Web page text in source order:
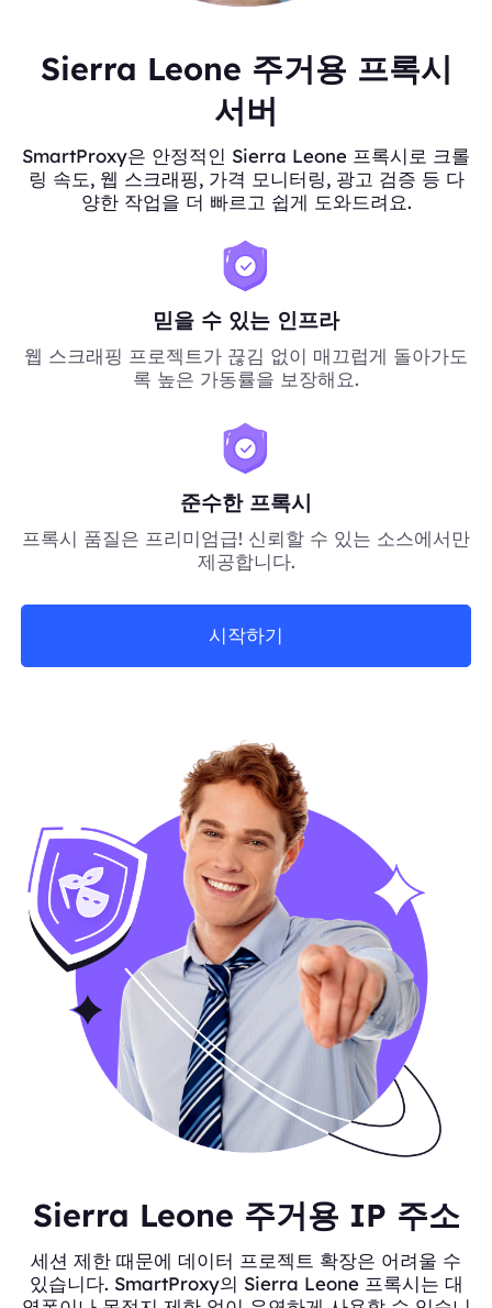
Sierra Leone 주거용 프록시
서버
SmartProxy은 안정적인 Sierra Leone 프록시로 크롤
링 속도, 웹 스크래핑, 가격 모니터링, 광고 검증 등 다
양한 작업을 더 빠르고 쉽게 도와드려요.
믿을 수 있는 인프라
웹 스크래핑 프로젝트가 끊김 없이 매끄럽게 돌아가도
록 높은 가동률을 보장해요.
준수한 프록시
프록시 품질은 프리미엄급! 신뢰할 수 있는 소스에서만
제공합니다.
시작하기
Sierra Leone 주거용 IP 주소
세션 제한 때문에 데이터 프로젝트 확장은 어려울 수
있습니다. SmartProxy의 Sierra Leone 프록시는 대